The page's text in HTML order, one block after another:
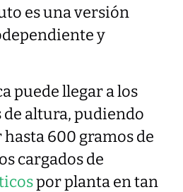
es una versión
y
puede llegar a los
altura, pudiendo
600 gramos de
cargados de
por planta en tan